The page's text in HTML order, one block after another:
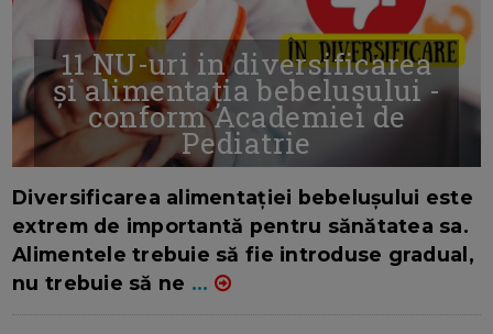
11 NU-uri in diversificarea
și alimentația bebelușului -
conform Academiei de
Pediatrie
Diversificarea alimentației bebelușului este
extrem de importantă pentru sănătatea sa.
Alimentele trebuie să fie introduse gradual,
nu trebuie să ne ...